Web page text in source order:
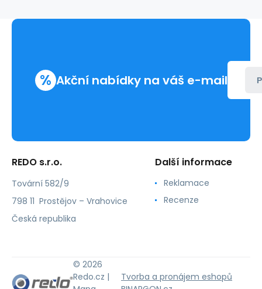
% Akční nabídky na váš e-mail
REDO s.r.o.
Tovární 582/9
798 11 Prostějov – Vrahovice
Česká republika
Další informace
Reklamace
Recenze
© 2026
Redo.cz |
Tvorba a pronájem eshopů